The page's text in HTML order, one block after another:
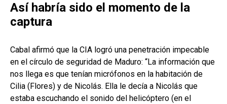
Así habría sido el momento de la
captura
Cabal afirmó que la CIA logró una penetración impecable
en el círculo de seguridad de Maduro: “La información que
nos llega es que tenían micrófonos en la habitación de
Cilia (Flores) y de Nicolás. Ella le decía a Nicolás que
estaba escuchando el sonido del helicóptero (en el